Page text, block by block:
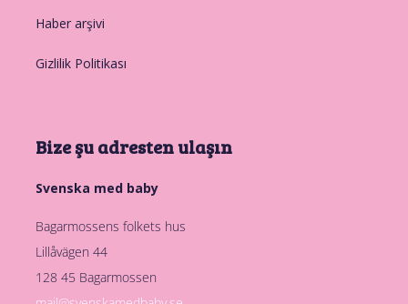
Haber arşivi
Gizlilik Politikası
Bize şu adresten ulaşın
Svenska med baby
Bagarmossens folkets hus
Lillåvägen 44
128 45 Bagarmossen